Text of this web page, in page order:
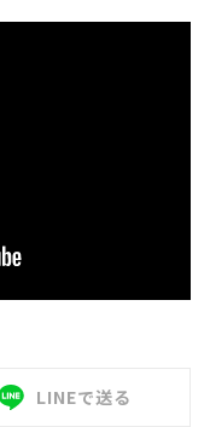
LINEで送る